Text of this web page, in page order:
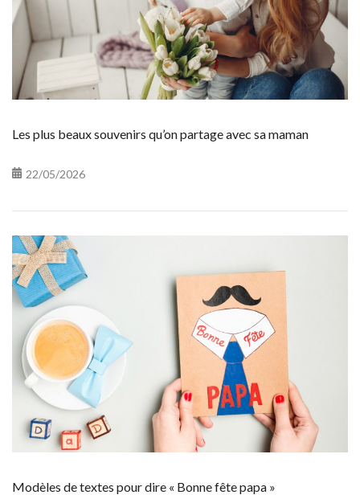
Les plus beaux souvenirs qu’on partage avec sa maman
22/05/2026
Modèles de textes pour dire « Bonne fête papa »